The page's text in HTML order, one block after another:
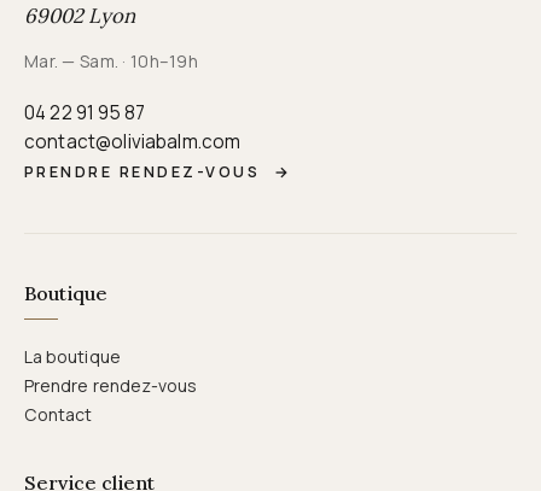
69002 Lyon
Mar. — Sam. · 10h–19h
04 22 91 95 87
contact@oliviabalm.com
PRENDRE RENDEZ-VOUS →
Boutique
La boutique
Prendre rendez-vous
Contact
Service client